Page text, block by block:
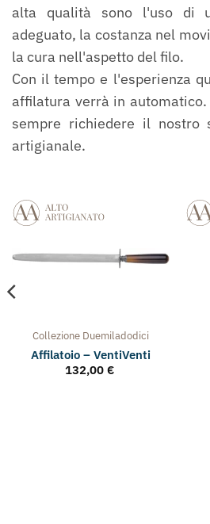
alta qualità sono l'uso di
adeguato, la costanza nel
la cura nell'aspetto del filo.
Con il tempo e l'esperienza
affilatura verrà in
sempre richiedere il nostro
artigianale.
Collezione Duemiladodici
Affilatoio – VentiVenti
132,00 €